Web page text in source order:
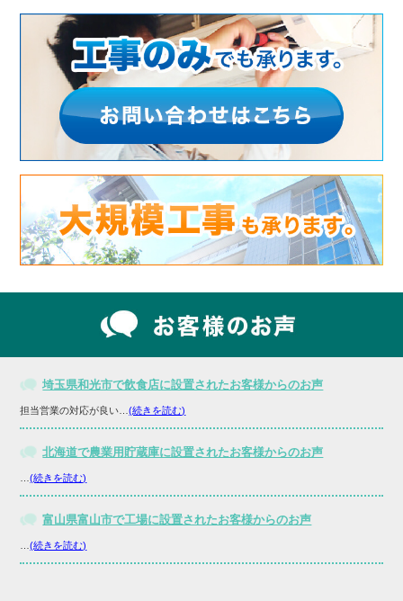
埼玉県和光市で飲食店に設置されたお客様からのお声
担当営業の対応が良い…(続きを読む)
北海道で農業用貯蔵庫に設置されたお客様からのお声
…(続きを読む)
富山県富山市で工場に設置されたお客様からのお声
…(続きを読む)